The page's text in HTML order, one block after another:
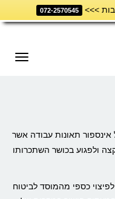
>>>
072-2570545
תאונות עבודה אשר
ולפגוע בכושר השתכרותו
כספי מהמוסד לביטוח